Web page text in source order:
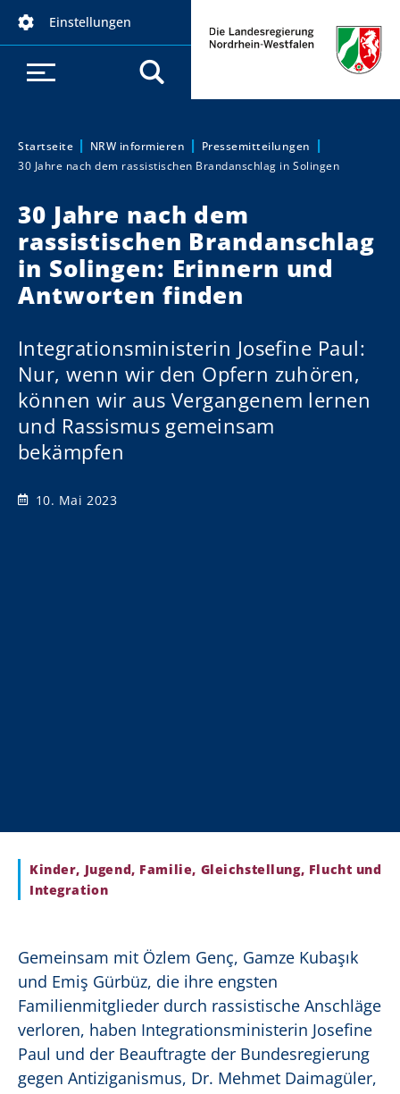
Einstellungen
Sie sind hier:
Startseite NRW informieren
Pressemitteilungen
30 Jahre nach dem rassistischen Brandanschlag in Solingen
30 Jahre nach dem
rassistischen Brandanschlag
in Solingen: Erinnern und
Antworten finden
Integrationsministerin Josefine Paul:
Nur, wenn wir den Opfern zuhören,
können wir aus Vergangenem lernen
und Rassismus gemeinsam
bekämpfen
10. Mai 2023
Kinder, Jugend, Familie, Gleichstellung, Flucht und
Integration
Gemeinsam mit Özlem Genç, Gamze Kubaşık
und Emiş Gürbüz, die ihre engsten
Familienmitglieder durch rassistische Anschläge
verloren, haben Integrationsministerin Josefine
Paul und der Beauftragte der Bundesregierung
gegen Antiziganismus, Dr. Mehmet Daimagüler,